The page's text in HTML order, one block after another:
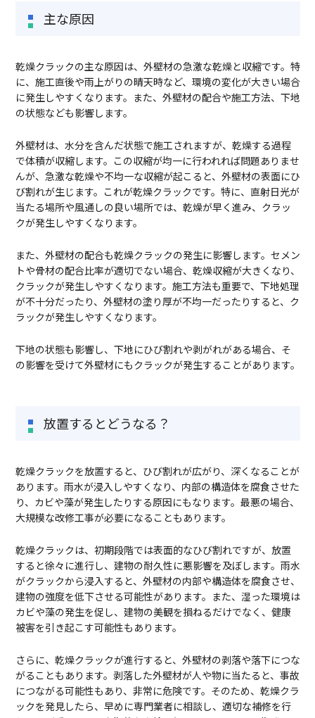
主な原因
乾燥クラックの主な原因は、外壁材の急激な乾燥と収縮です。特
に、施工直後や雨上がりの晴天時など、環境の変化が大きい場合
に発生しやすくなります。また、外壁材の配合や施工方法、下地
の状態なども影響します。
外壁材は、水分を含んだ状態で施工されますが、乾燥する過程
で体積が収縮します。この収縮が均一に行われれば問題ありませ
んが、急激な乾燥や不均一な収縮が起こると、外壁材の表面にひ
び割れが生じます。これが乾燥クラックです。特に、直射日光が
当たる場所や風通しの良い場所では、乾燥が早く進み、クラッ
クが発生しやすくなります。
また、外壁材の配合も乾燥クラックの発生に影響します。セメン
トや骨材の配合比率が適切でない場合、乾燥収縮が大きくなり、
クラックが発生しやすくなります。施工方法も重要で、下地処理
が不十分だったり、外壁材の塗り厚が不均一だったりすると、ク
ラックが発生しやすくなります。
下地の状態も影響し、下地にひび割れや剥がれがある場合、そ
の影響を受けて外壁材にもクラックが発生することがあります。
放置するとどうなる？
乾燥クラックを放置すると、ひび割れが広がり、深くなることが
あります。雨水が浸入しやすくなり、内部の構造体を腐食させた
り、カビや藻が発生したりする原因にもなります。最悪の場合、
大規模な改修工事が必要になることもあります。
乾燥クラックは、初期段階では表面的なひび割れですが、放置
すると徐々に進行し、建物の耐久性に悪影響を及ぼします。雨水
がクラックから浸入すると、外壁材の内部や構造体を腐食させ、
建物の強度を低下させる可能性があります。また、湿った環境は
カビや藻の発生を促し、建物の美観を損ねるだけでなく、健康
被害を引き起こす可能性もあります。
さらに、乾燥クラックが進行すると、外壁材の剥落や落下につな
がることもあります。剥落した外壁材が人や物に当たると、事故
につながる可能性もあり、非常に危険です。そのため、乾燥クラ
ックを発見したら、早めに専門業者に相談し、適切な補修を行